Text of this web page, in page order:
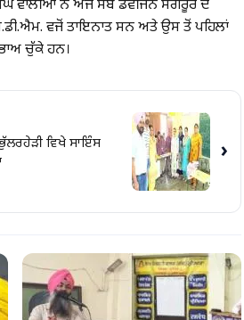
ਵਾਲੀਆ ਨੇ ਅੱਜ ਸਬ ਡਵੀਜਨ ਸੰਗਰੂਰ ਦੇ
ਵਜੋਂ ਤਾਇਨਾਤ ਸਨ ਅਤੇ ਉਸ ਤੋਂ ਪਹਿਲਾਂ
ਚੁੱਕੇ ਹਨ।
ਵਿਖੇ ਸਾਇੰਸ
›